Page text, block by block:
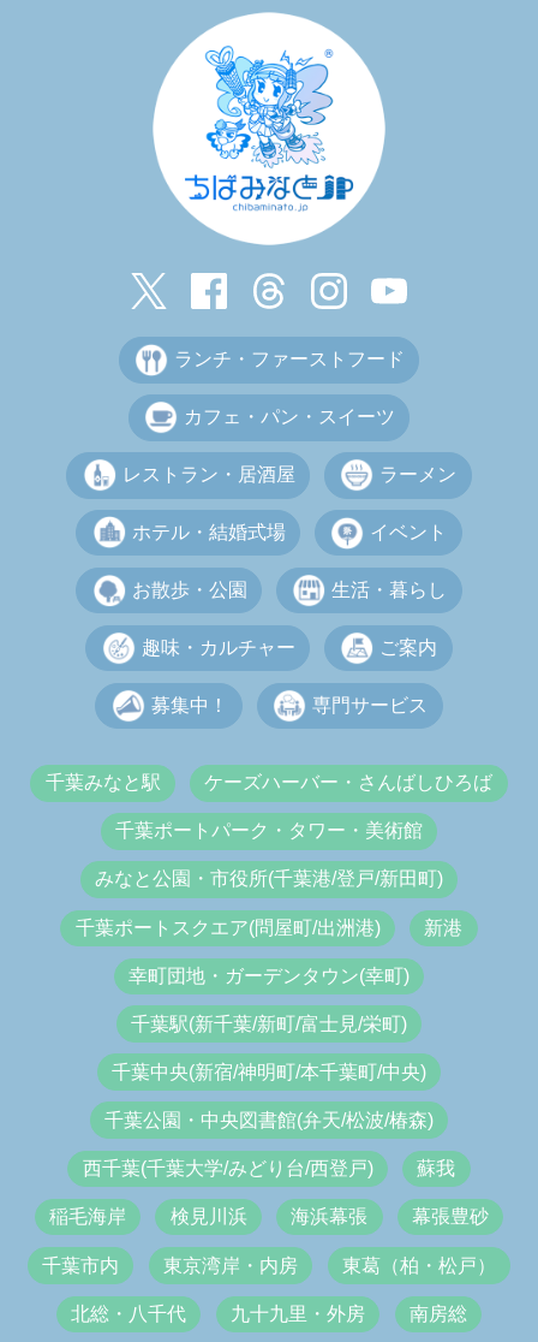
ランチ・ファーストフード
カフェ・パン・スイーツ
レストラン・居酒屋 ラーメン
ホテル・結婚式場 イベント
お散歩・公園 生活・暮らし
趣味・カルチャー ご案内
募集中！ 専門サービス
千葉みなと駅 ケーズハーバー・さんばしひろば
千葉ポートパーク・タワー・美術館
みなと公園・市役所(千葉港/登戸/新田町)
千葉ポートスクエア(問屋町/出洲港) 新港
幸町団地・ガーデンタウン(幸町)
千葉駅(新千葉/新町/富士見/栄町)
千葉中央(新宿/神明町/本千葉町/中央)
千葉公園・中央図書館(弁天/松波/椿森)
西千葉(千葉大学/みどり台/西登戸) 蘇我
稲毛海岸 検見川浜 海浜幕張 幕張豊砂
千葉市内 東京湾岸・内房 東葛（柏・松戸）
北総・八千代 九十九里・外房 南房総